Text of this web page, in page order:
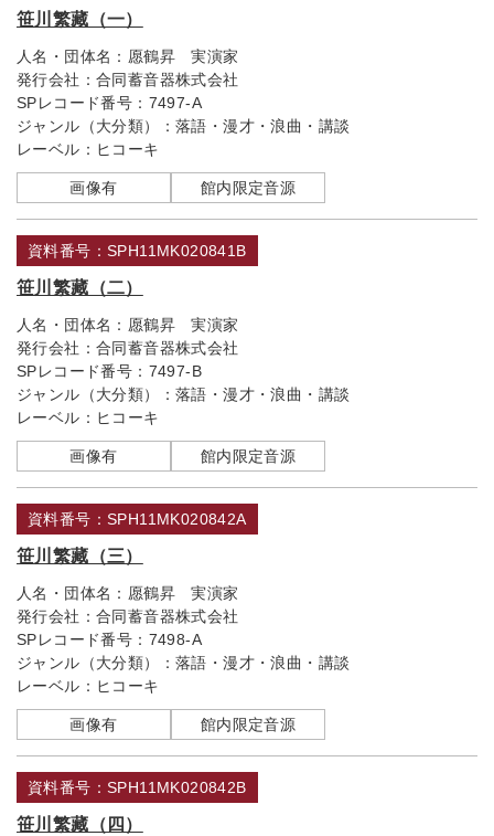
笹川繁藏（一）
人名・団体名： 愿鶴昇 実演家
発行会社： 合同蓄音器株式会社
SPレコード番号： 7497-A
ジャンル（大分類）： 落語・漫才・浪曲・講談
レーベル： ヒコーキ
画像有 館内限定音源
資料番号：SPH11MK020841B
笹川繁藏（二）
人名・団体名： 愿鶴昇 実演家
発行会社： 合同蓄音器株式会社
SPレコード番号： 7497-B
ジャンル（大分類）： 落語・漫才・浪曲・講談
レーベル： ヒコーキ
画像有 館内限定音源
資料番号：SPH11MK020842A
笹川繁藏（三）
人名・団体名： 愿鶴昇 実演家
発行会社： 合同蓄音器株式会社
SPレコード番号： 7498-A
ジャンル（大分類）： 落語・漫才・浪曲・講談
レーベル： ヒコーキ
画像有 館内限定音源
資料番号：SPH11MK020842B
笹川繁藏（四）